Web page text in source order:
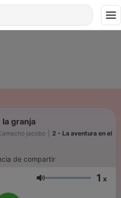
granja
jacobo
2 - La aventura en el
de compartir
Volumen 1 x